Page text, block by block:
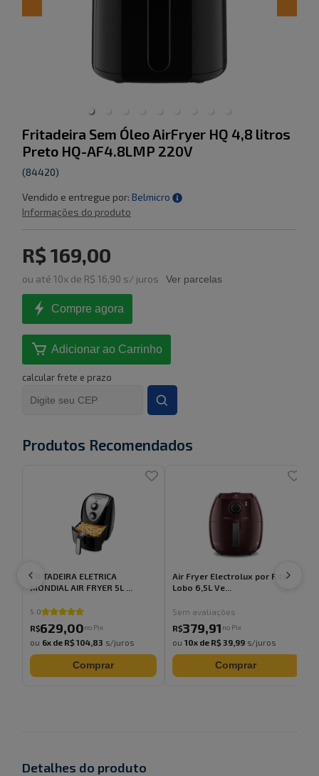
Fritadeira Sem Óleo AirFryer HQ 4,8 litros
Preto HQ-AF4.8LMP 220V
(84420)
Vendido e entregue por: Belmicro
Informações do produto
R$ 169,00
ou até 10x de R$ 16,90 s/ juros Ver parcelas
Compre agora
Adicionar ao Carrinho
calcular frete e prazo
Produtos Recomendados
FRITADEIRA ELETRICA
MONDIAL AIR FRYER 5L ...
5.0
R$629,00no Pix
ou 6x de R$ 104,83 s/juros
Comprar
Air Fryer Electrolux por Rita
Lobo 6,5L Ve...
Sem avaliações
R$379,91 no Pix
ou 10x de R$ 39,99 s/juros
Comprar
Detalhes do produto